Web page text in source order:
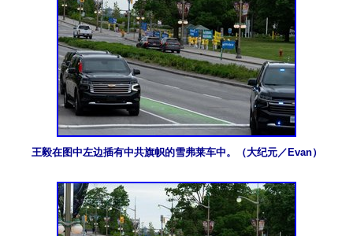
王毅在图中左边插有中共旗帜的雪弗莱车中。（大纪元／Evan）